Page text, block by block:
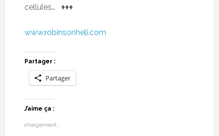
cellules… ♦♦♦
www.robinsonheli.com
Partager :
Partager
J’aime ça :
chargement…